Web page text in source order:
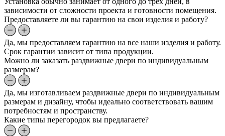
зависимости от сложности проекта и готовности помещения.
Предоставляете ли вы гарантию на свои изделия и работу?
Да, мы предоставляем гарантию на все наши изделия и работу.
Срок гарантии зависит от типа продукции.
Можно ли заказать раздвижные двери по индивидуальным
размерам?
Да, мы изготавливаем раздвижные двери по индивидуальным
размерам и дизайну, чтобы идеально соответствовать вашим
потребностям и пространству.
Какие типы перегородок вы предлагаете?